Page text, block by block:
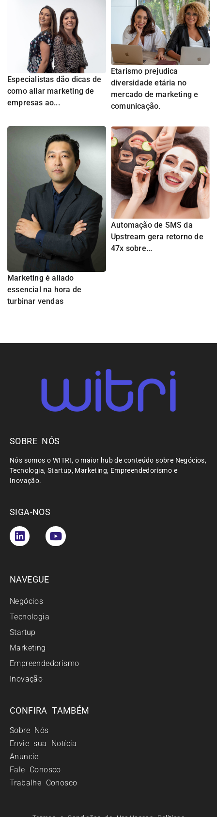
Especialistas dão dicas de
como aliar marketing de
empresas ao...
Etarismo prejudica
diversidade etária no
mercado de marketing e
comunicação.
Marketing é aliado
essencial na hora de
turbinar vendas
Automação de SMS da
Upstream gera retorno de
47x sobre...
SOBRE NÓS
Nós somos o WITRI, o maior hub de conteúdo sobre Negócios,
Tecnologia, Startup, Marketing, Empreendedorismo e
Inovação.
SIGA-NOS
NAVEGUE
Negócios
Tecnologia
Startup
Marketing
Empreendedorismo
Inovação
CONFIRA TAMBÉM
Sobre Nós
Envie sua Notícia
Anuncie
Fale Conosco
Trabalhe Conosco